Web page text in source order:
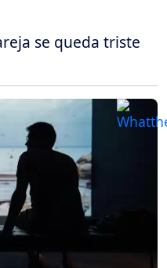
se queda triste